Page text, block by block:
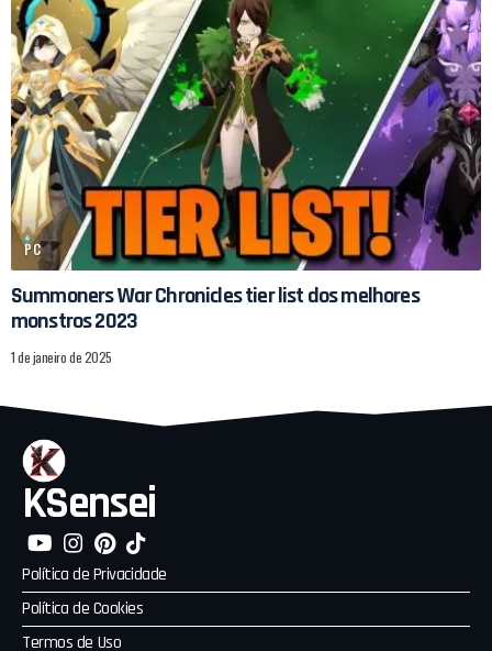
PC
Summoners War Chronicles tier list dos melhores
monstros 2023
1 de janeiro de 2025
KSensei
Política de Privacidade
Política de Cookies
Termos de Uso